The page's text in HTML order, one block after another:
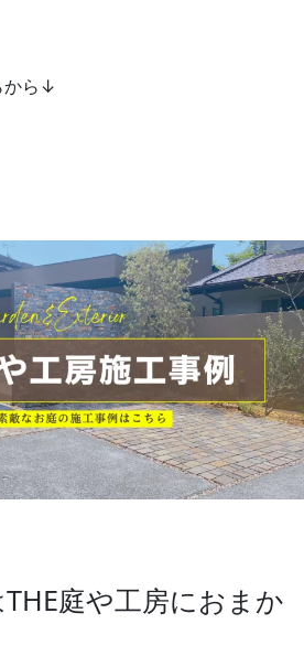
から↓
庭や工房におまか